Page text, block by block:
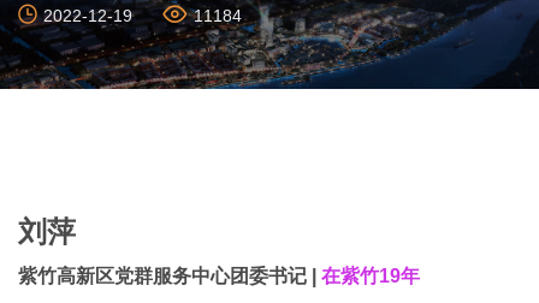
2022-12-19 11184
刘萍
紫竹高新区党群服务中心团委书记 | 在紫竹19年